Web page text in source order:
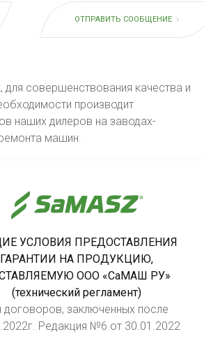
ОТПРАВИТЬ СООБЩЕНИЕ
совершенствования качества и
производит
наших дилеров на заводах-
машин.
УСЛОВИЯ ПРЕДОСТАВЛЕНИЯ
ГАРАНТИИ НА ПРОДУКЦИЮ,
ООО «СаМАШ РУ»
(технический регламент)
договоров, заключенных после
Редакция №6 от 30.01.2022